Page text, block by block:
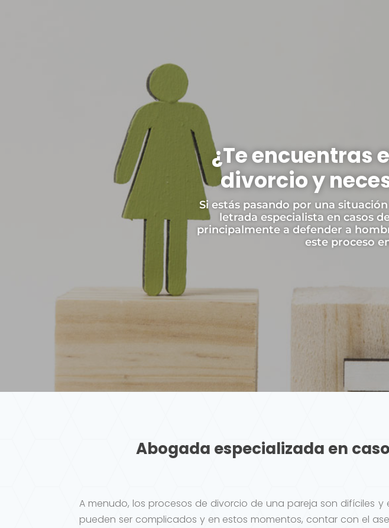
¿Te encuentras
divorcio y
Si estás pasando por una
letrada especialista en casos
principalmente a defender a
este proceso
Abogada especializada en
A menudo, los procesos de divorcio de una pareja son difíciles
pueden ser complicados y en estos momentos, contar con el